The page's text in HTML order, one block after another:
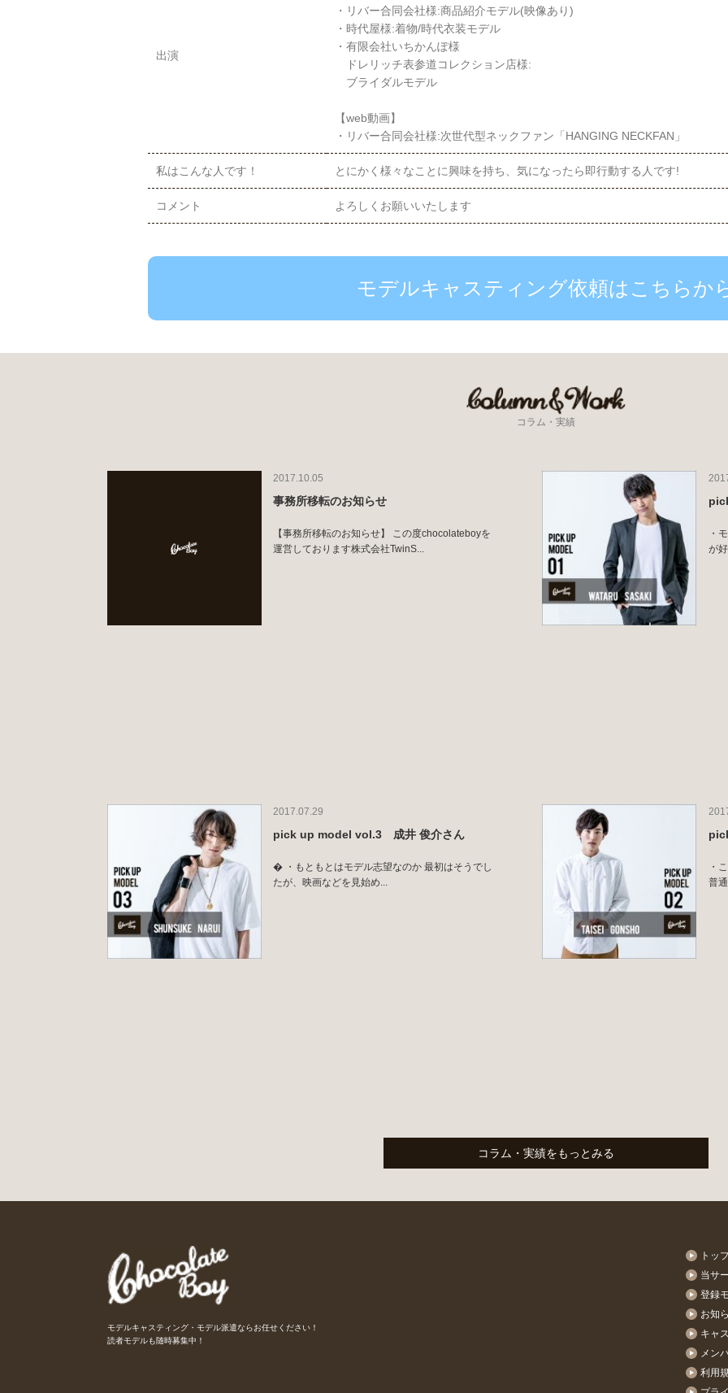
出演
・リバー合同会社様:商品紹介モデル(映像あり)
・時代屋様:着物/時代衣装モデル
・有限会社いちかんぽ様
ドレリッチ表参道コレクション店様:
ブライダルモデル
【web動画】
・リバー合同会社様:次世代型ネックファン「HANGING NECKFAN」
私はこんな人です！ とにかく様々なことに興味を持ち、気になったら即行動する人です!
コメント よろしくお願いいたします
モデルキャスティング依頼はこちらか
コラム・実績
2017.10.05
事務所移転のお知らせ
【事務所移転のお知らせ】 この度chocolateboyを
運営しております株式会社TwinS...
・
が
2017.07.29
pick up model vol.3 成井 俊介さん
� ・もともとはモデル志望なのか 最初はそうでし
たが、映画などを見始め...
・
普
コラム・実績をもっとみる
モデルキャスティング・モデル派遣ならお任せください！
読者モデルも随時募集中！
トッ
当サ
登録
お知
キャ
メン
利用